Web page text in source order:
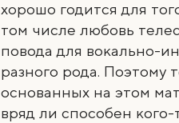
хорошо годится для
том числе любовь
повода для вокально-
разного рода. Поэтому
основанных на этом
вряд ли способен